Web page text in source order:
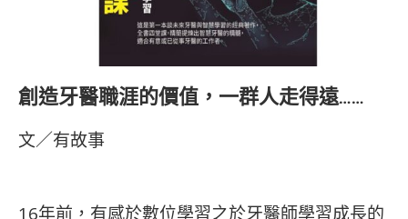
創造牙醫職涯的價值，一群人走得遠……
文／有故事
16年前，有感於數位學習之於牙醫師學習成長的